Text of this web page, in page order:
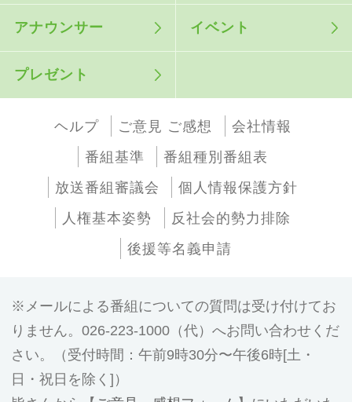
アナウンサー イベント
プレゼント
ヘルプ ご意見 ご感想
会社情報
番組基準
番組種別番組表
放送番組審議会
個人情報保護方針
人権基本姿勢
反社会的勢力排除
後援等名義申請
メールによる番組についての質問は受け付けてお
りません。026-223-1000（代）へお問い合わせくだ
さい。（受付時間：午前9時30分〜午後6時[土・
日・祝日を除く]）